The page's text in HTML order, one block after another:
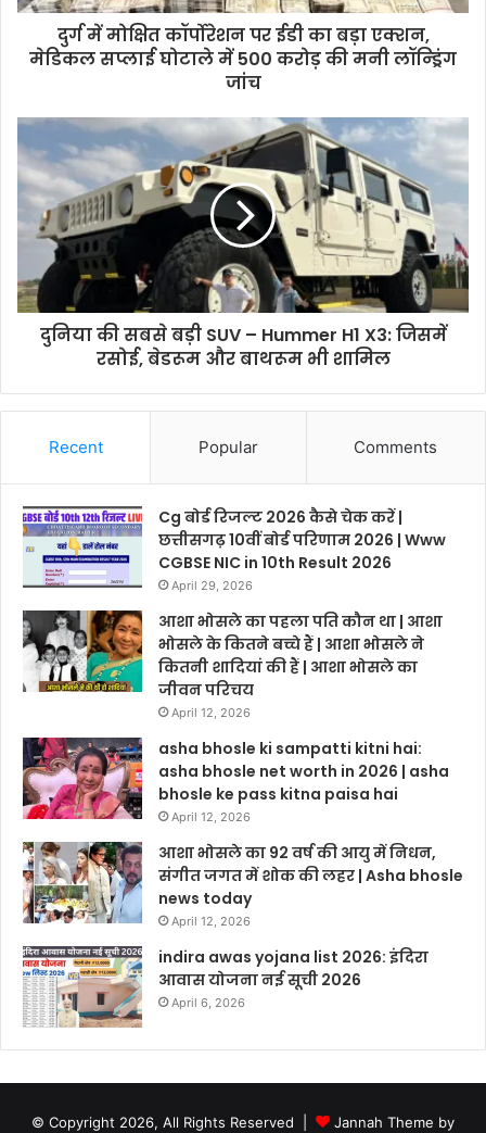
दुर्ग में मोक्षित कॉर्पोरेशन पर ईडी का बड़ा एक्शन,
मेडिकल सप्लाई घोटाले में 500 करोड़ की मनी लॉन्ड्रिंग
जांच
दुनिया की सबसे बड़ी SUV – Hummer H1 X3: जिसमें
रसोई, बेडरूम और बाथरूम भी शामिल
Recent Popular Comments
Cg बोर्ड रिजल्ट 2026 कैसे चेक करें |
छत्तीसगढ़ 10वीं बोर्ड परिणाम 2026 | Www
CGBSE NIC in 10th Result 2026
April 29, 2026
आशा भोसले का पहला पति कौन था | आशा
भोसले के कितने बच्चे हैं | आशा भोसले ने
कितनी शादियां की हैं | आशा भोसले का
जीवन परिचय
April 12, 2026
asha bhosle ki sampatti kitni hai:
asha bhosle net worth in 2026 | asha
bhosle ke pass kitna paisa hai
April 12, 2026
आशा भोसले का 92 वर्ष की आयु में निधन,
संगीत जगत में शोक की लहर | Asha bhosle
news today
April 12, 2026
indira awas yojana list 2026: इंदिरा
आवास योजना नई सूची 2026
April 6, 2026
© Copyright 2026, All Rights Reserved | Jannah Theme by